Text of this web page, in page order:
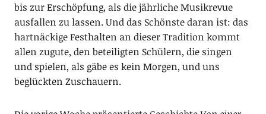
bis zur Erschöpfung, als die jährliche Musikrevue
ausfallen zu lassen. Und das Schönste daran ist: das
hartnäckige Festhalten an dieser Tradition kommt
allen zugute, den beteiligten Schülern, die singen
und spielen, als gäbe es kein Morgen, und uns
beglückten Zuschauern.